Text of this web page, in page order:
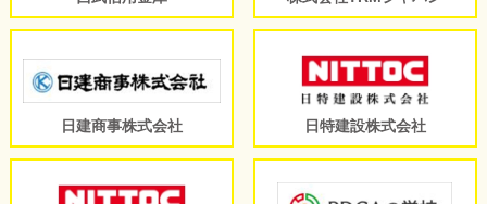
日建商事株式会社 日特建設株式会社